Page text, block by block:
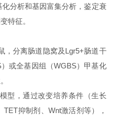
分析和基因富集分析，鉴定衰
特征。
，分离肠道隐窝及 Lgr5+肠道干
）或全基因组（WGBS）甲基化
型，通过改变培养条件（生长
TET抑制剂、 Wnt激活剂等），